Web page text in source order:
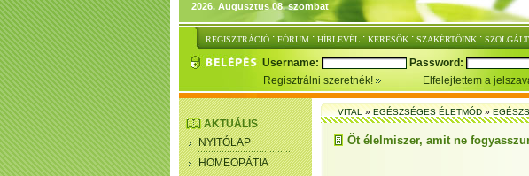
2026. Augusztus 08. szombat
REGISZTRÁCIÓ : FÓRUM : HÍRLEVÉL : KERESŐK : SZAKÉRTŐINK :
Username: Password:
Regisztrálni szeretnék!
Elfelejtettem a
AKTUÁLIS
NYITÓLAP
HOMEOPÁTIA
VITAL»EGÉSZSÉGES ÉLETMÓD»
Öt élelmiszer, amit ne